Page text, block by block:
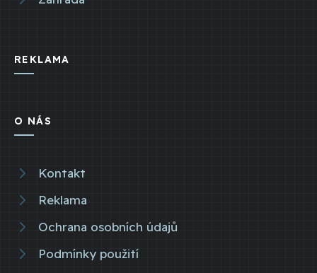
REKLAMA
O NÁS
Kontakt
Reklama
Ochrana osobních údajů
Podmínky použití